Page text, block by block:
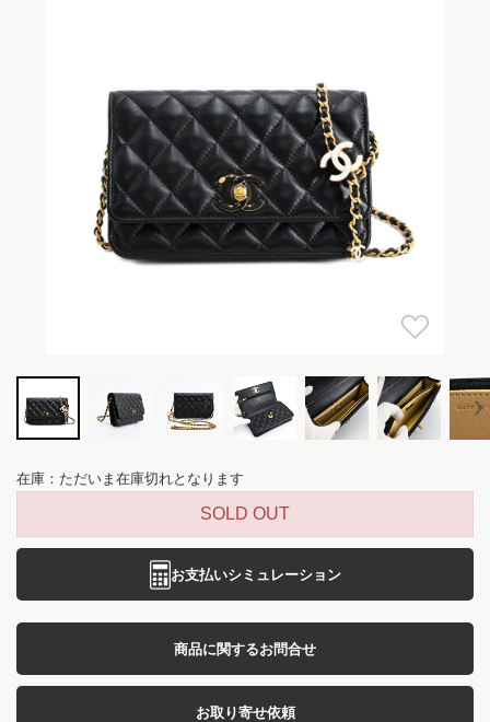
在庫：ただいま在庫切れとなります
SOLD OUT
お支払いシミュレーション
商品に関するお問合せ
お取り寄せ依頼